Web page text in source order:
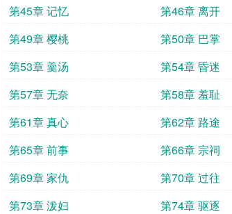
第45章 记忆
第46章 离开
第49章 樱桃
第50章 巴掌
第53章 羹汤
第54章 昏迷
第57章 无奈
第58章 羞耻
第61章 真心
第62章 路途
第65章 前事
第66章 宗祠
第69章 家仇
第70章 过往
第73章 泼妇
第74章 驱逐